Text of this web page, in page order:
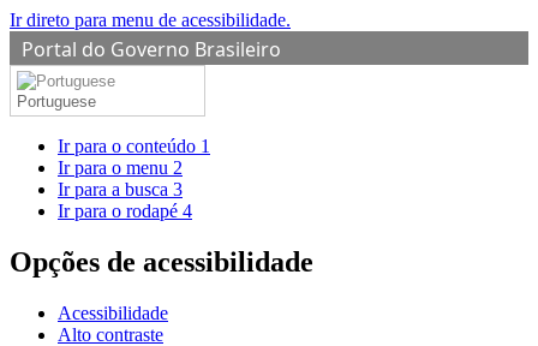
Ir direto para menu de acessibilidade.
Portal do Governo Brasileiro
Portuguese
Ir para o conteúdo 1
Ir para o menu 2
Ir para a busca 3
Ir para o rodapé 4
Opções de acessibilidade
Acessibilidade
Alto contraste